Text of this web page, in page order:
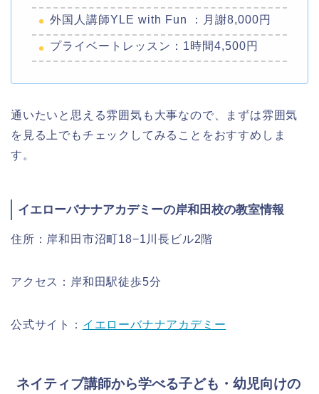
外国人講師​YLE with Fun ：月謝8,000円
プライベートレッスン：1時間4,500円
通いたいと思える雰囲気も大事なので、まずは雰囲気
を見る上でもチェックしてみることをおすすめしま
す。
イエローバナナアカデミーの岸和田校の教室情報
住所：岸和田市沼町18−1川長ビル2階
アクセス：岸和田駅徒歩5分
公式サイト： イエローバナナアカデミー
ネイティブ講師から学べる子ども・幼児向けの